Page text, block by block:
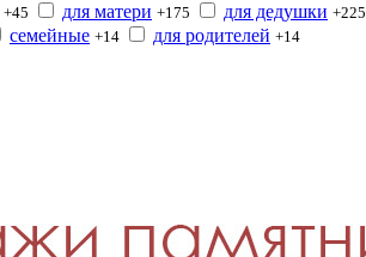
+45 для матери +175 для дедушки +225
семейные +14 для родителей +14